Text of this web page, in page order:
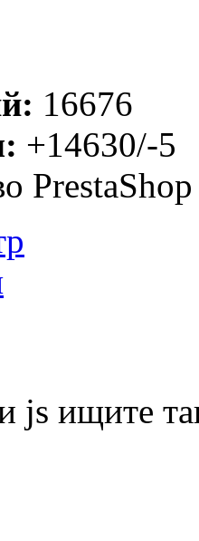
16676
+14630/-5
PrestaShop
js ищите